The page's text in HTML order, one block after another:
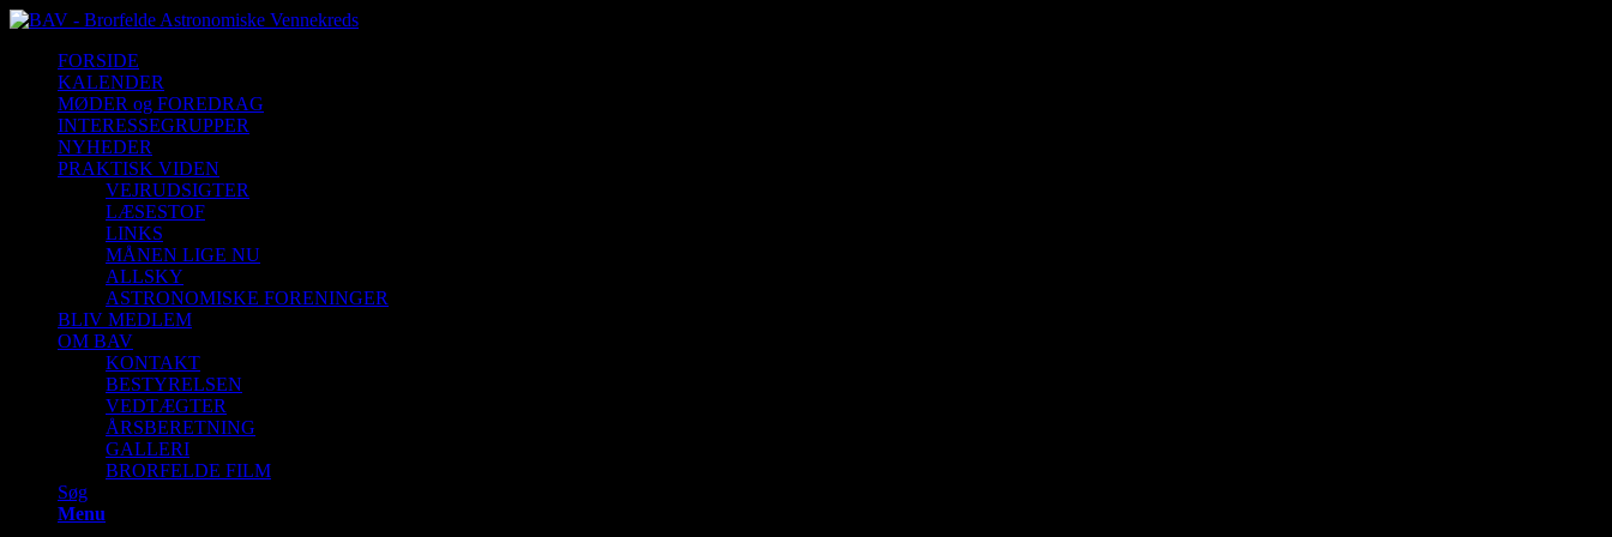
FORSIDE
KALENDER
MØDER og FOREDRAG
INTERESSEGRUPPER
NYHEDER
PRAKTISK VIDEN
VEJRUDSIGTER
LÆSESTOF
LINKS
MÅNEN LIGE NU
ALLSKY
ASTRONOMISKE FORENINGER
BLIV MEDLEM
OM BAV
KONTAKT
BESTYRELSEN
VEDTÆGTER
ÅRSBERETNING
GALLERI
BRORFELDE FILM
Søg
Menu